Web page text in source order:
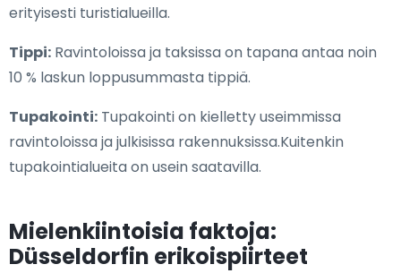
erityisesti turistialueilla.
Tippi: Ravintoloissa ja taksissa on tapana antaa noin
10 % laskun loppusummasta tippiä.
Tupakointi: Tupakointi on kielletty useimmissa
ravintoloissa ja julkisissa rakennuksissa.Kuitenkin
tupakointialueita on usein saatavilla.
Mielenkiintoisia faktoja:
Düsseldorfin erikoispiirteet